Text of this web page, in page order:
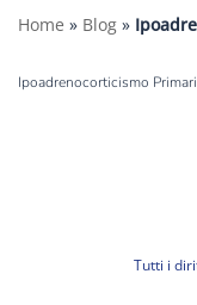
Home » Blog »
Ipoadrenocorticismo
Tutti i